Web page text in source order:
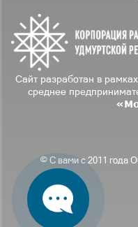
Сайт разработан в
среднее
© С вами с 2011 года